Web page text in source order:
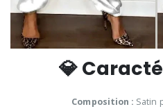
💎
Composition : Satin